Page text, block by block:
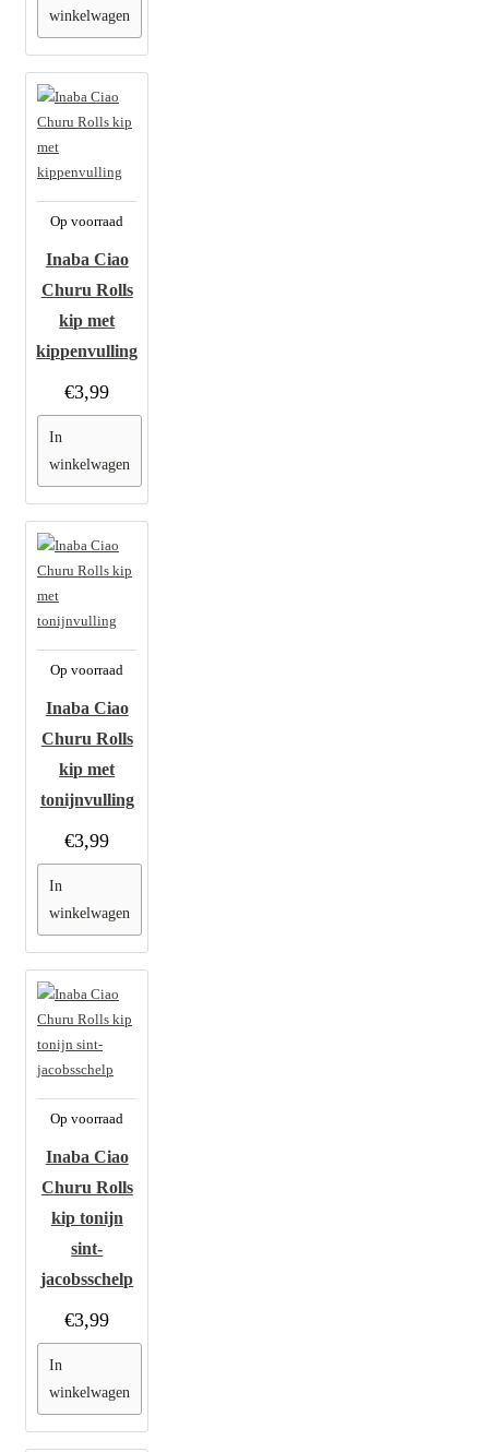
winkelwagen
Op voorraad
Inaba Ciao
Churu Rolls
kip met
kippenvulling
€3,99
In
winkelwagen
Op voorraad
Inaba Ciao
Churu Rolls
kip met
tonijnvulling
€3,99
In
winkelwagen
Op voorraad
Inaba Ciao
Churu Rolls
kip tonijn
sint-
jacobsschelp
€3,99
In
winkelwagen